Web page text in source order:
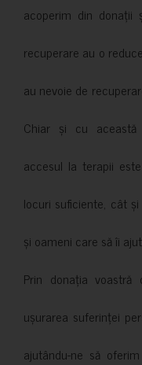
acoperim din donații
recuperare au o
au nevoie de
Chiar și cu această
accesul la terapii
locuri suficiente, cât
și oameni care să îi
Prin donația
ușurarea suferinței
ajutându-ne să